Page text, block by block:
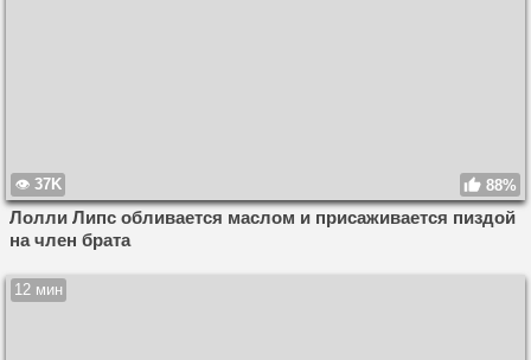
37K 88%
Лолли Липс обливается маслом и присаживается пиздой
на член брата
12 мин